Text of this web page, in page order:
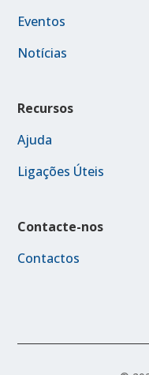
Eventos
Notícias
Recursos
Ajuda
Ligações Úteis
Contacte-nos
Contactos